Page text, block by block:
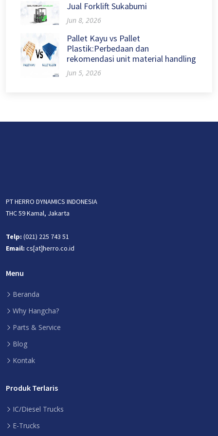
Jual Forklift Sukabumi
Jun 8, 2026
Pallet Kayu vs Pallet
Plastik:Perbedaan dan
rekomendasi unit material handling
Jun 5, 2026
PT HERRO DYNAMICS INDONESIA
THC 59 Kamal, Jakarta
Telp: (021) 225 743 51
Email: cs[at]herro.co.id
Menu
Beranda
Why Hangcha?
Parts & Service
Blog
Kontak
Produk Terlaris
IC/Diesel Trucks
E-Trucks